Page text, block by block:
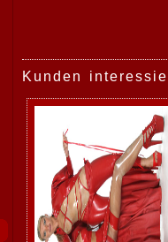
Kunden